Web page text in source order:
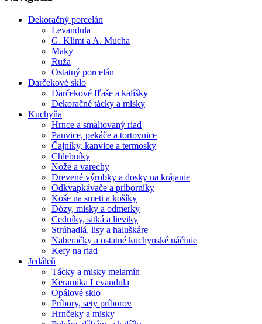
Dekoračný porcelán
Levandula
G. Klimt a A. Mucha
Maky
Ruža
Ostatný porcelán
Darčekové sklo
Darčekové fľaše a kalíšky
Dekoračné tácky a misky
Kuchyňa
Hrnce a smaltovaný riad
Panvice, pekáče a tortovnice
Čajníky, kanvice a termosky
Chlebníky
Nože a varechy
Drevené výrobky a dosky na krájanie
Odkvapkávače a príborníky
Koše na smeti a košíky
Dózy, misky a odmerky
Cedníky, sitká a lieviky
Strúhadlá, lisy a haluškáre
Naberačky a ostatné kuchynské náčinie
Kefy na riad
Jedáleň
Tácky a misky melamín
Keramika Levandula
Opálové sklo
Príbory, sety príborov
Hrnčeky a misky